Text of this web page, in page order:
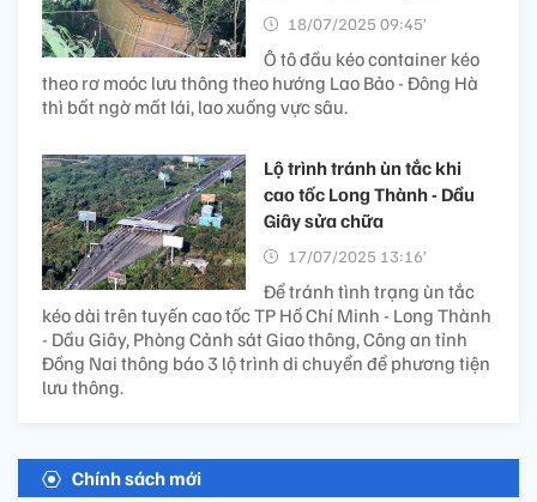
18/07/2025 09:45’
Ô tô đầu kéo container kéo
theo rơ moóc lưu thông theo hướng Lao Bảo - Đông Hà
thì bất ngờ mất lái, lao xuống vực sâu.
Lộ trình tránh ùn tắc khi
cao tốc Long Thành - Dầu
Giây sửa chữa
17/07/2025 13:16’
Để tránh tình trạng ùn tắc
kéo dài trên tuyến cao tốc TP Hồ Chí Minh - Long Thành
- Dầu Giây, Phòng Cảnh sát Giao thông, Công an tỉnh
Đồng Nai thông báo 3 lộ trình di chuyển để phương tiện
lưu thông.
Chính sách mới